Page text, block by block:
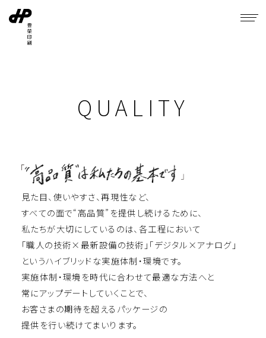
QUALITY
⾒た⽬、使いやすさ、再現性など、
すべての⾯で“⾼品質”を提供し続けるために、
私たちが⼤切にしているのは、各工程において
「職⼈の技術×最新設備の技術」「デジタル×アナログ」
というハイブリッドな実施体制・環境です。
実施体制・環境を時代に合わせて最適な⽅法へと
常にアップデートしていくことで、
お客さまの期待を超えるパッケージの
提供を⾏い続けてまいります。